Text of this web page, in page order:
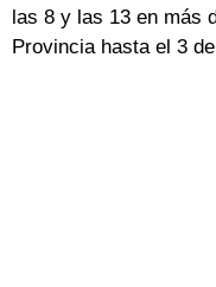
las 8 y las 13 en más
Provincia hasta el 3